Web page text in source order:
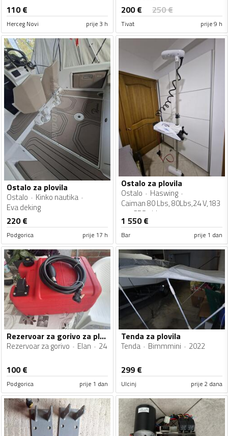
110€
Herceg Novi prije 3 h
200€ 250€
Tivat prije 9 h
Ostalo za plovila
Ostalo
Kinko nautika
Eva deking
220€
Podgorica prije 17 h
Ostalo za plovila
Ostalo
Haswing
Caiman 80 Lbs, 80Lbs,24 V,183
cm,GPS sidro
1 550€
Bar prije 1 dan
Rezervoar za gorivo za plovila
Rezervoar za gorivo Elan 24
100€
Podgorica prije 1 dan
Tenda za plovila
Tenda Bimmmini 2022
299 €
Ulcinj prije 2 dana